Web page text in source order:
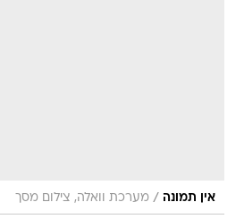
אין תמונה / מערכת וואלה, צילום מסך